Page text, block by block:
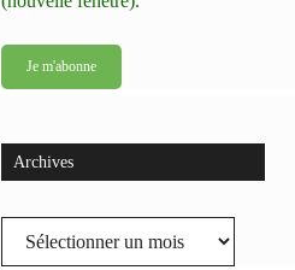
Archives
Archives